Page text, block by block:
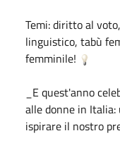
Temi: diritto al
linguistico, tabù
femminile!
_E quest'anno
alle donne in
ispirare il nostro